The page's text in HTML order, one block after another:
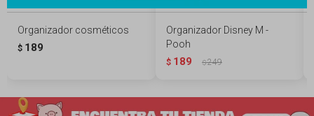
Organizador cosméticos
$ 189
Organizador Disney M -
Pooh
$ 189 $249